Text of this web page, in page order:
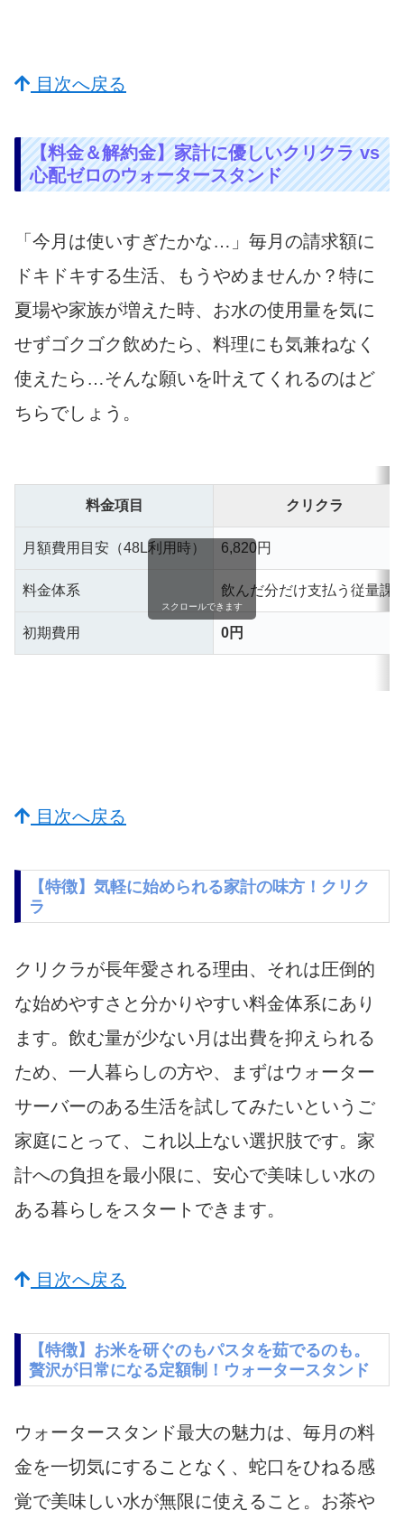
目次へ戻る
【料金＆解約金】家計に優しいクリクラ vs
心配ゼロのウォータースタンド
「今月は使いすぎたかな…」毎月の請求額に
ドキドキする生活、もうやめませんか？特に
夏場や家族が増えた時、お水の使用量を気に
せずゴクゴク飲めたら、料理にも気兼ねなく
使えたら…そんな願いを叶えてくれるのはど
ちらでしょう。
料金項目 クリクラ
月額費用目安（48L利用時） 6,820円
料金体系 飲んだ分だけ支払う従量課
初期費用 0円
スクロールできます
目次へ戻る
【特徴】気軽に始められる家計の味方！クリク
ラ
クリクラが長年愛される理由、それは圧倒的
な始めやすさと分かりやすい料金体系にあり
ます。飲む量が少ない月は出費を抑えられる
ため、一人暮らしの方や、まずはウォーター
サーバーのある生活を試してみたいというご
家庭にとって、これ以上ない選択肢です。家
計への負担を最小限に、安心で美味しい水の
ある暮らしをスタートできます。
目次へ戻る
【特徴】お米を研ぐのもパスタを茹でるのも。
贅沢が日常になる定額制！ウォータースタンド
ウォータースタンド最大の魅力は、毎月の料
金を一切気にすることなく、蛇口をひねる感
覚で美味しい水が無限に使えること。お茶や